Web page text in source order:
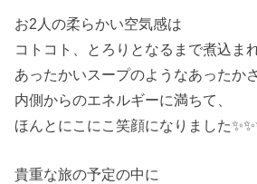
お2人の柔らかい空気感は
コトコト、とろりとなるまで煮込ま
あったかいスープのようなあったかさ
内側からのエネルギーに満ちて、
ほんとにこにこ笑顔になりました
貴重な旅の予定の中に